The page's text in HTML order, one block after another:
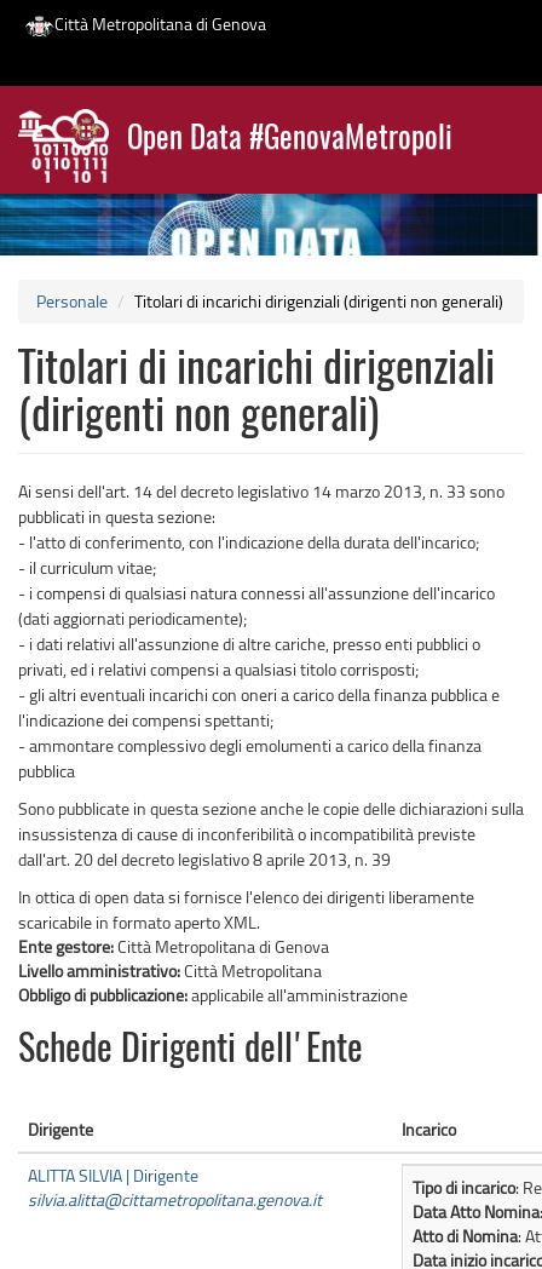
Salta
contenuto
principale
Città Metropolitana di Genova
Open Data #GenovaMetropoli
News
Personale Titolari di incarichi dirigenziali (dirigenti non generali)
Titolari di incarichi dirigenziali
(dirigenti non generali)
Ai sensi dell'art. 14 del decreto legislativo 14 marzo 2013, n. 33 sono
pubblicati in questa sezione:
- l'atto di conferimento, con l'indicazione della durata dell'incarico;
- il curriculum vitae;
- i compensi di qualsiasi natura connessi all'assunzione dell'incarico
(dati aggiornati periodicamente);
- i dati relativi all'assunzione di altre cariche, presso enti pubblici o
privati, ed i relativi compensi a qualsiasi titolo corrisposti;
- gli altri eventuali incarichi con oneri a carico della finanza pubblica e
l'indicazione dei compensi spettanti;
- ammontare complessivo degli emolumenti a carico della finanza
pubblica
Sono pubblicate in questa sezione anche le copie delle dichiarazioni sulla
insussistenza di cause di inconferibilità o incompatibilità previste
dall'art. 20 del decreto legislativo 8 aprile 2013, n. 39
In ottica di open data si fornisce l'elenco dei dirigenti liberamente
scaricabile in formato aperto XML.
Ente gestore:Città Metropolitana di Genova
Livello amministrativo:Città Metropolitana
Obbligo di pubblicazione:applicabile all'amministrazione
Schede Dirigenti dell'Ente
Dirigente
Incarico
ALITTA SILVIA | Dirigente
silvia.alitta@cittametropolitana.genova.it
Tipo di incarico:
Data Atto Nomina
Atto di Nomina:
Data inizio